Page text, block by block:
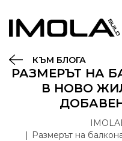
КЪМ БЛОГА
РАЗМЕРЪТ НА
В НОВО
Размерът на